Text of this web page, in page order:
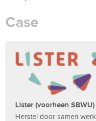
Case
Lister (voorheen SBWU)
Herstel door samen